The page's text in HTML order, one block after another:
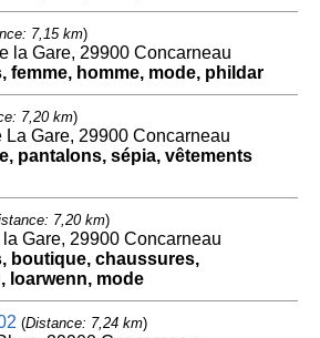
7,15 km)
la Gare, 29900 Concarneau
femme, homme, mode, phildar
7,20 km)
La Gare, 29900 Concarneau
pantalons, sépia, vêtements
7,20 km)
Gare, 29900 Concarneau
boutique, chaussures,
loarwenn, mode
(Distance: 7,24 km)